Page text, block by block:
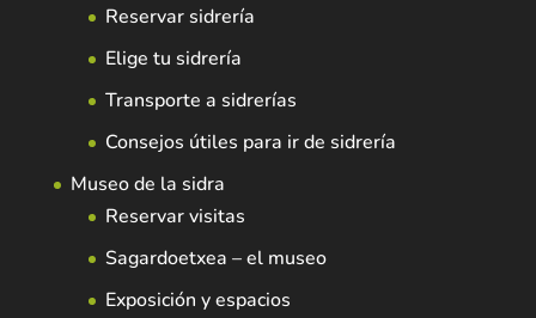
Reservar sidrería
Elige tu sidrería
Transporte a sidrerías
Consejos útiles para ir de sidrería
Museo de la sidra
Reservar visitas
Sagardoetxea – el museo
Exposición y espacios